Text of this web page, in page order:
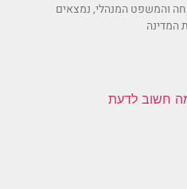
והמשפט המנהלי, נמצאים
המדינה